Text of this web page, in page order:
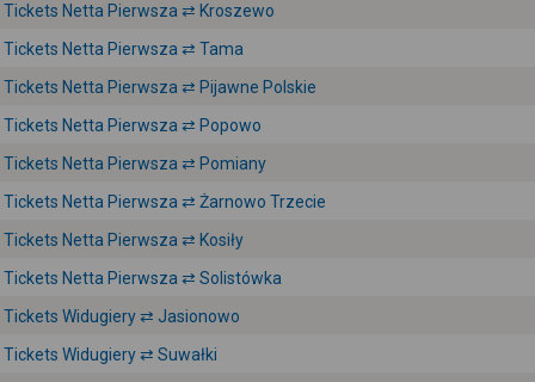
Tickets Netta Pierwsza ⇄ Kroszewo
Tickets Netta Pierwsza ⇄ Tama
Tickets Netta Pierwsza ⇄ Pijawne Polskie
Tickets Netta Pierwsza ⇄ Popowo
Tickets Netta Pierwsza ⇄ Pomiany
Tickets Netta Pierwsza ⇄ Żarnowo Trzecie
Tickets Netta Pierwsza ⇄ Kosiły
Tickets Netta Pierwsza ⇄ Solistówka
Tickets Widugiery ⇄ Jasionowo
Tickets Widugiery ⇄ Suwałki